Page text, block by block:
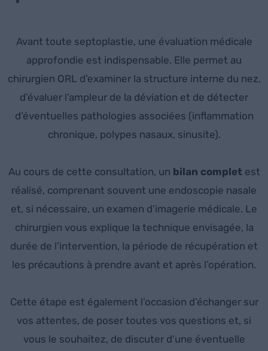
Avant toute septoplastie, une évaluation médicale
approfondie est indispensable. Elle permet au
chirurgien ORL d’examiner la structure interne du nez,
d’évaluer l’ampleur de la déviation et de détecter
d’éventuelles pathologies associées (inflammation
chronique, polypes nasaux, sinusite).
Au cours de cette consultation, un bilan completest
réalisé, comprenant souvent une endoscopie nasale
et, si nécessaire, un examen d’imagerie médicale. Le
chirurgien vous explique la technique envisagée, la
durée de l’intervention, la période de récupération et
les précautions à prendre avant et après l’opération.
Cette étape est également l’occasion d’échanger sur
vos attentes, de poser toutes vos questions et, si
vous le souhaitez, de discuter d’une éventuelle